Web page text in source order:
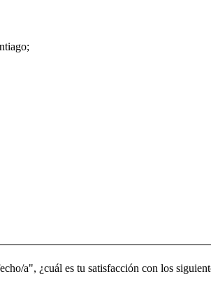
a", ¿cuál es tu satisfacción con los